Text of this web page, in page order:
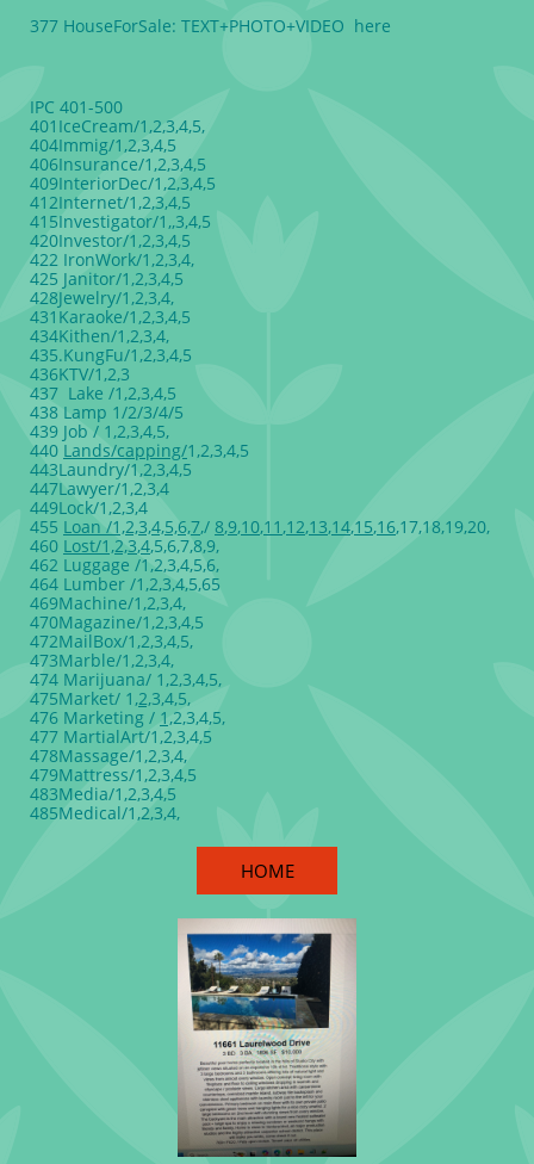
377 HouseForSale: TEXT+PHOTO+VIDEO here
IPC 401-500
401IceCream/1,2,3,4,5,
404Immig/1,2,3,4,5
406Insurance/1,2,3,4,5
409InteriorDec/1,2,3,4,5
412Internet/1,2,3,4,5
415Investigator/1,,3,4,5
420Investor/1,2,3,4,5
422 IronWork/1,2,3,4,
425 Janitor/1,2,3,4,5
428Jewelry/1,2,3,4,
431Karaoke/1,2,3,4,5
434Kithen/1,2,3,4,
435.KungFu/1,2,3,4,5
436KTV/1,2,3
437 Lake /1,2,3,4,5
438 Lamp 1/2/3/4/5
439 Job / 1,2,3,4,5,
440 Lands/capping/1,2,3,4,5
443Laundry/1,2,3,4,5
447Lawyer/1,2,3,4
449Lock/1,2,3,4
455 Loan /1,2,3,4,5,6,7,/ 8,9,10,11 ,12,13,14,15,16,17,18,19,20,
460 Lost/1,2,3,4,5,6,7,8,9,
462 Luggage /1,2,3,4,5,6,
464 Lumber /1,2,3,4,5,65
469Machine/1,2,3,4,
470Magazine/1,2,3,4,5
472MailBox/1,2,3,4,5,
473Marble/1,2,3,4,
474 Marijuana/ 1,2,3,4,5,
475Market/ 1,2,3,4,5,
476 Marketing / 1,2,3,4,5,
477 MartialArt/1,2,3,4,5
478Massage/1,2,3,4,
479Mattress/1,2,3,4,5
483Media/1,2,3,4,5
485Medical/1,2,3,4,
HOME